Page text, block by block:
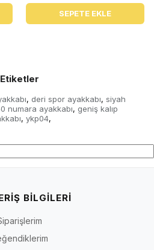
SEPETE EKLE
Etiketler
, deri spor ayakkabı, siyah
numara ayakkabı, geniş kalıp
, ykp04,
BİLGİLERİ